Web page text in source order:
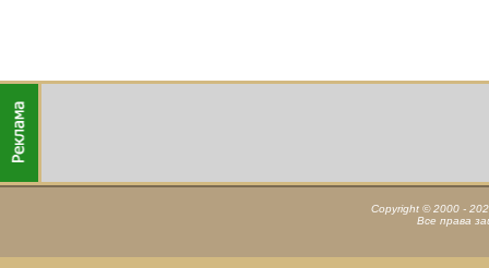
Copyright © 2000 -
Все права